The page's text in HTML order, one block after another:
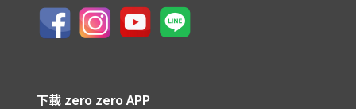
下載 zero zero APP